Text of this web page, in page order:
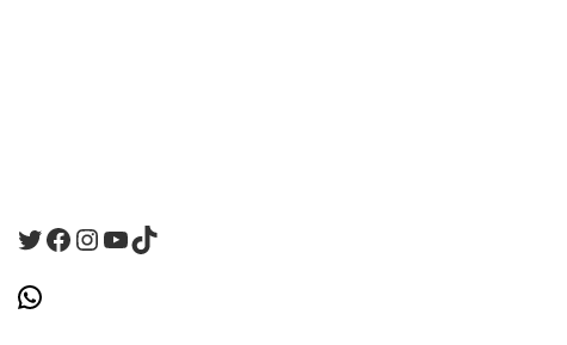
Twitter
Facebook
Instagram
YouTube
TikTok
WhatsApp